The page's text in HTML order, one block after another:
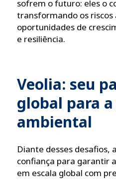
sofrem o futuro: eles o
transformando os
oportunidades de
e resiliência.
Veolia: seu
global para
ambiental
Diante desses desafios,
confiança para garantir
em escala global com